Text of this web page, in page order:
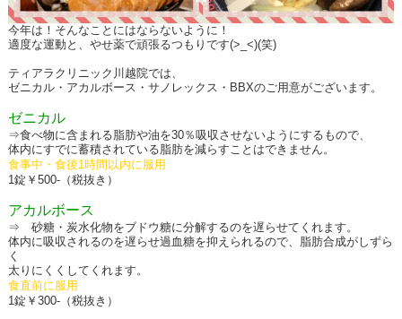
今年は！そんなことにはならないように！
適度な運動と、やせ薬で頑張るつもりです(>_<)(笑)
ティアラクリニック川越院では、
ゼニカル・アカルボース・サノレックス・BBXのご用意がございます。
ゼニカル
⇒食べ物に含まれる脂肪や油を30％吸収させないようにするもので、
体内にすでに蓄積されている脂肪を減らすことはできません。
食事中・食後1時間以内に服用
1錠￥500-（税抜き）
アカルボース
⇒ 砂糖・炭水化物をブドウ糖に分解するのを遅らせてくれます。
体内に吸収されるのを遅らせ過血糖を抑えられるので、脂肪合成がしずら
く
太りにくくしてくれます。
食直前に服用
1錠￥300-（税抜き）